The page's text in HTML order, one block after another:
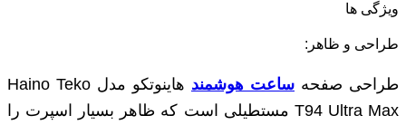
ویژگی ها
طراحی و ظاهر:
طراحی صفحه ساعت هوشمند
هاینوتکو مدل Haino Teko
T94 Ultra Max مستطیلی است که ظاهر بسیار اسپرت را